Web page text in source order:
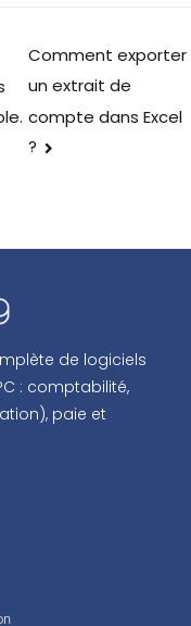
Comment exporter
un extrait de
compte dans Excel
?
de logiciels
: comptabilité,
paie et